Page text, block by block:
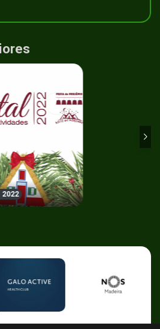
2022